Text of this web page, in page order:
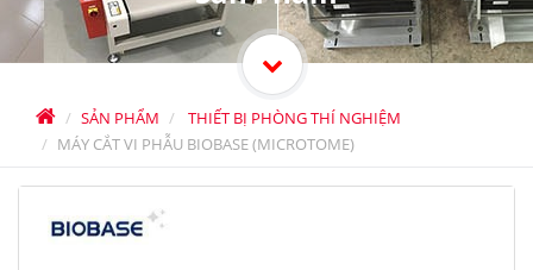
SẢN PHẨM
THIẾT BỊ PHÒNG THÍ NGHIỆM
MÁY CẮT VI PHẪU BIOBASE (MICROTOME)